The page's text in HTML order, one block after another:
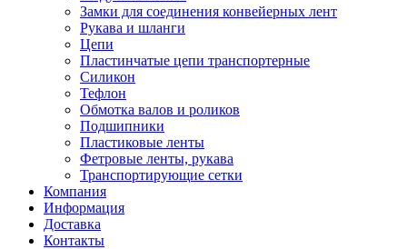
Замки для соединения конвейерных лент
Рукава и шланги
Цепи
Пластинчатые цепи транспортерные
Силикон
Тефлон
Обмотка валов и роликов
Подшипники
Пластиковые ленты
Фетровые ленты, рукава
Транспортирующие сетки
Компания
Информация
Доставка
Контакты